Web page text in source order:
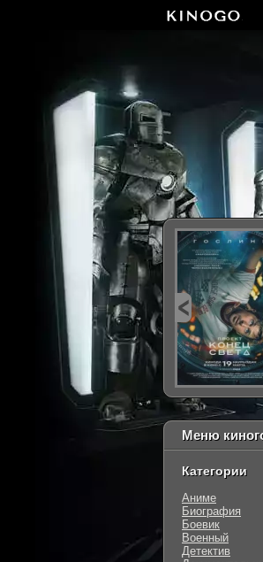
Меню
Категории
Аниме
Биография
Боевик
Военный
Детектив